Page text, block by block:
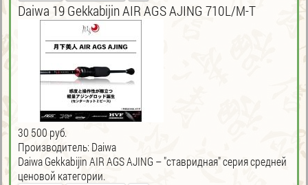
Daiwa 19 Gekkabijin AIR AGS AJING 710L/M-T
30 500 руб.
Производитель: Daiwa
Daiwa Gekkabijin AIR AGS AJING – "ставридная" серия средней
ценовой категории.